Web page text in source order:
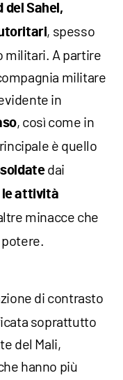
del Sahel,
, spesso
militari. A partire
militare
in
, così come in
è quello
dai
attività
minacce che
di contrasto
soprattutto
del Mali,
hanno più